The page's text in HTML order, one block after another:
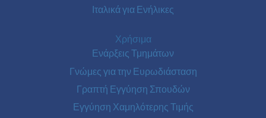
Ιταλικά για Ενήλικες
Χρήσιμα
Ενάρξεις Τμημάτων
Γνώμες για την Ευρωδιάσταση
Γραπτή Εγγύηση Σπουδών
Εγγύηση Χαμηλότερης Τιμής